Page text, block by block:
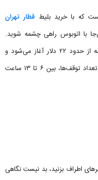
که با خرید بلیط قطار تهران
با اتوبوس راهی چشمه شوید.
قیمت بلیط اتوبوس از استانبول به شهر چشمه از حدود ۲۲ دلار آغاز می‌شود و
مدت زمان این سفر بسته به مسیر انتخابی و تعداد توقف‌ها، بین ۶ تا ۱۳ ساعت
اطراف بزنید، بد نیست نگاهی